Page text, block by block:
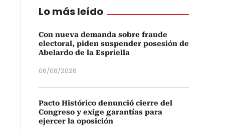
Lo más leído
Con nueva demanda sobre fraude
electoral, piden suspender posesión de
Abelardo de la Espriella
06/08/2026
Pacto Histórico denunció cierre del
Congreso y exige garantías para
ejercer la oposición